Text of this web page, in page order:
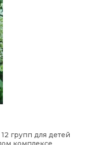
групп для детей